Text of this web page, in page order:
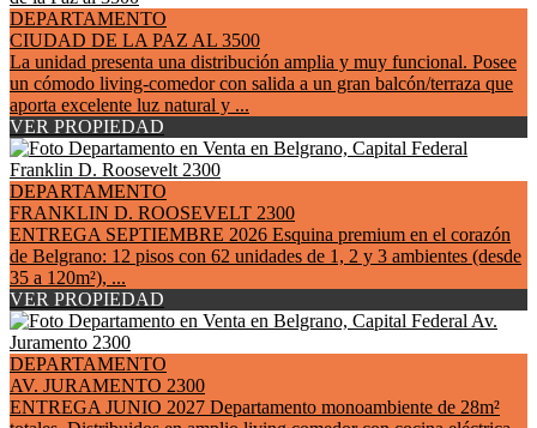
DEPARTAMENTO
CIUDAD DE LA PAZ AL 3500
La unidad presenta una distribución amplia y muy funcional. Posee
un cómodo living-comedor con salida a un gran balcón/terraza que
aporta excelente luz natural y ...
VER PROPIEDAD
DEPARTAMENTO
FRANKLIN D. ROOSEVELT 2300
ENTREGA SEPTIEMBRE 2026 Esquina premium en el corazón
de Belgrano: 12 pisos con 62 unidades de 1, 2 y 3 ambientes (desde
35 a 120m²), ...
VER PROPIEDAD
DEPARTAMENTO
AV. JURAMENTO 2300
ENTREGA JUNIO 2027 Departamento monoambiente de 28m²